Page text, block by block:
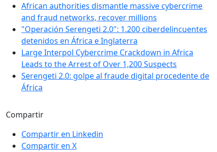
African authorities dismantle massive cybercrime
and fraud networks, recover millions
"Operación Serengeti 2.0": 1.200 ciberdelincuentes
detenidos en África e Inglaterra
Large Interpol Cybercrime Crackdown in Africa
Leads to the Arrest of Over 1,200 Suspects
Serengeti 2.0: golpe al fraude digital procedente de
África
Compartir
Compartir en Linkedin
Compartir en X